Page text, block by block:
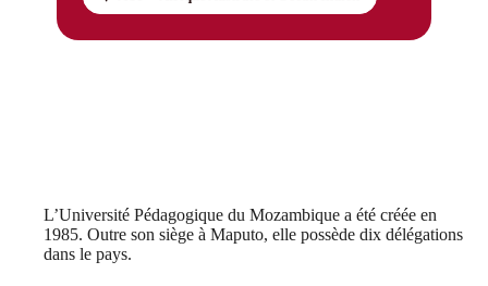
L’Université Pédagogique du Mozambique a été créée en
1985. Outre son siège à Maputo, elle possède dix délégations
dans le pays.